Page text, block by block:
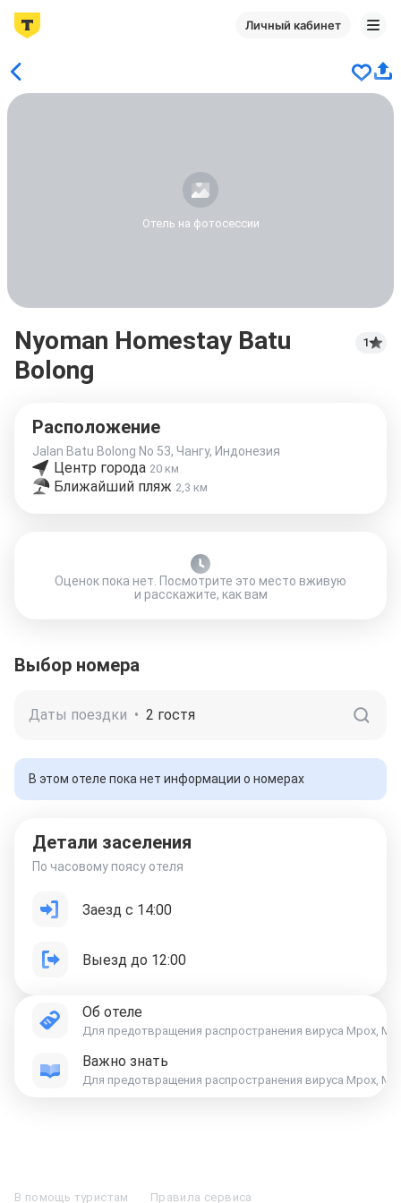
Личный кабинет
Отель на фотосессии
Nyoman Homestay Batu
Bolong
1
Расположение
Jalan Batu Bolong No 53, Чангу, Индонезия
Центр города 20 км
Ближайший пляж 2,3 км
Оценок пока нет. Посмотрите это место вживую
и расскажите, как вам
Выбор номера
Даты поездки • 2 гостя
В этом отеле пока нет информации о номерах
Детали заселения
По часовому поясу отеля
Заезд с 14:00
Выезд до 12:00
Об отеле
Для предотвращения распространения вируса Mpox,
Важно знать
Отели в КазаниОтели в Нижнем Новгороде
В помощь туристам Правила сервиса